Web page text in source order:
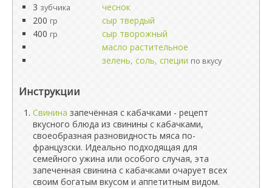
3 зубчика
чеснок
200 гр
сыр твердый
400 гр
сыр творожный
масло растительное
зелень, соль, специи по вкусу
Инструкции
Свинина запечённая с кабачками - рецепт
вкусного блюда из свинины с кабачками,
своеобразная разновидность мяса по-
французски. Идеально подходящая для
семейного ужина или особого случая, эта
запеченная свинина с кабачками очарует всех
своим богатым вкусом и аппетитным видом.